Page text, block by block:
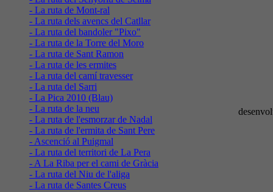
- La ruta de Mont-ral
- La ruta dels avencs del Catllar
- La ruta del bandoler "Pixo"
- La ruta de la Torre del Moro
- La ruta de Sant Ramon
- La ruta de les ermites
- La ruta del camí travesser
- La ruta del Sarri
- La Pica 2010 (Blau)
- La ruta de la neu
- La ruta de l'esmorzar de Nadal
- La ruta de l'ermita de Sant Pere
- Ascenció al Puigmal
- La ruta del territori de La Pera
- A La Riba per el cami de Gràcia
- La ruta del Niu de l'aliga
- La ruta de Santes Creus